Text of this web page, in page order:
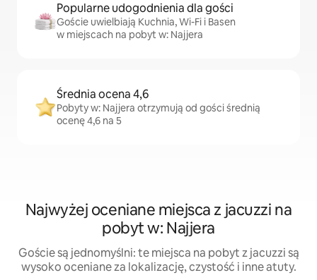
Popularne udogodnienia dla gości
Goście uwielbiają Kuchnia, Wi-Fi i Basen
w miejscach na pobyt w: Najjera
Średnia ocena 4,6
Pobyty w: Najjera otrzymują od gości średnią
ocenę 4,6 na 5
Najwyżej oceniane miejsca z jacuzzi na
pobyt w: Najjera
Goście są jednomyślni: te miejsca na pobyt z jacuzzi są
wysoko oceniane za lokalizację, czystość i inne atuty.